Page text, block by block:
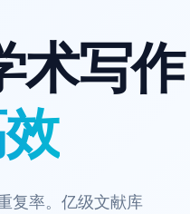
术写作
复率。亿级文献库